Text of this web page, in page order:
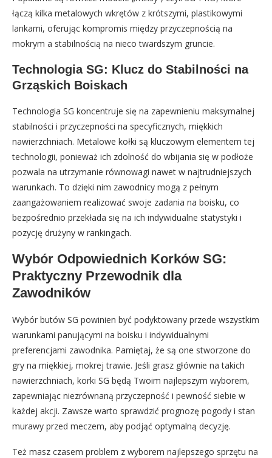
łączą kilka metalowych wkrętów z krótszymi, plastikowymi
lankami, oferując kompromis między przyczepnością na
mokrym a stabilnością na nieco twardszym gruncie.
Technologia SG: Klucz do Stabilności na
Grząskich Boiskach
Technologia SG koncentruje się na zapewnieniu maksymalnej
stabilności i przyczepności na specyficznych, miękkich
nawierzchniach. Metalowe kołki są kluczowym elementem tej
technologii, ponieważ ich zdolność do wbijania się w podłoże
pozwala na utrzymanie równowagi nawet w najtrudniejszych
warunkach. To dzięki nim zawodnicy mogą z pełnym
zaangażowaniem realizować swoje zadania na boisku, co
bezpośrednio przekłada się na ich indywidualne statystyki i
pozycję drużyny w rankingach.
Wybór Odpowiednich Korków SG:
Praktyczny Przewodnik dla
Zawodników
Wybór butów SG powinien być podyktowany przede wszystkim
warunkami panującymi na boisku i indywidualnymi
preferencjami zawodnika. Pamiętaj, że są one stworzone do
gry na miękkiej, mokrej trawie. Jeśli grasz głównie na takich
nawierzchniach, korki SG będą Twoim najlepszym wyborem,
zapewniając niezrównaną przyczepność i pewność siebie w
każdej akcji. Zawsze warto sprawdzić prognozę pogody i stan
murawy przed meczem, aby podjąć optymalną decyzję.
Też masz czasem problem z wyborem najlepszego sprzętu na